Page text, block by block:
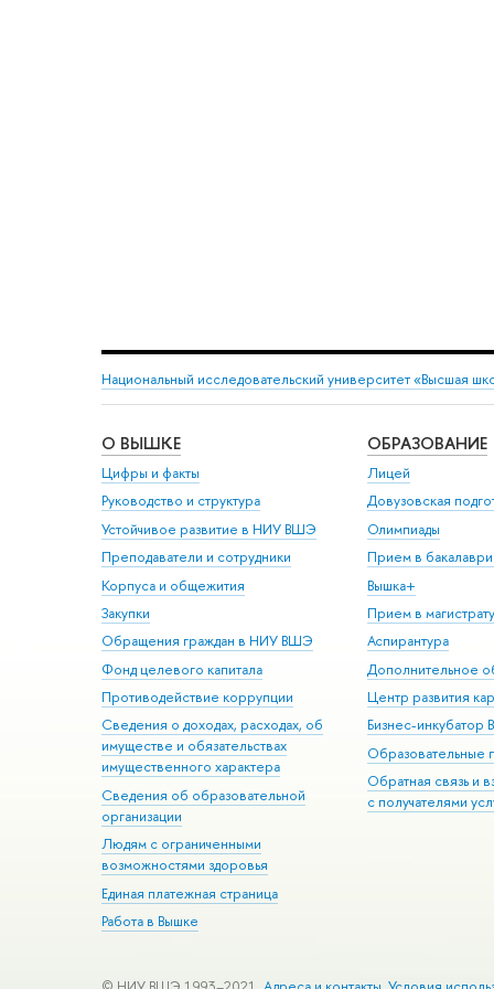
Национальный исследовательский университет «Высшая
О ВЫШКЕ
Цифры и факты
Руководство и структура
Устойчивое развитие в НИУ ВШЭ
Преподаватели и сотрудники
Корпуса и общежития
Закупки
Обращения граждан в НИУ ВШЭ
Фонд целевого капитала
Противодействие коррупции
Сведения о доходах, расходах, об
имуществе и обязательствах
имущественного характера
Сведения об образовательной
организации
Людям с ограниченными
возможностями здоровья
Единая платежная страница
Работа в Вышке
ОБРАЗОВАНИЕ
Лицей
Довузовская
Олимпиады
Прием в
Вышка+
Прием в
Аспирантура
Дополнительное
Центр развития
Бизнес-
Образовательные
Обратная связь и
с получателями